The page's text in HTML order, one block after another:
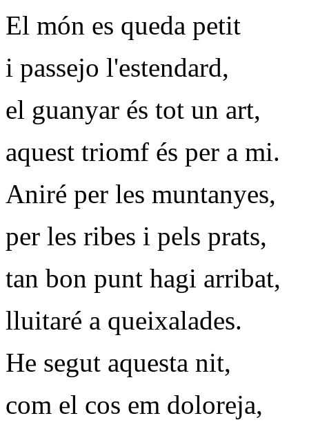
El món es queda petit
i passejo l'estendard,
el guanyar és tot un art,
aquest triomf és per a mi.
Aniré per les muntanyes,
per les ribes i pels prats,
tan bon punt hagi arribat,
lluitaré a queixalades.
He segut aquesta nit,
com el cos em doloreja,